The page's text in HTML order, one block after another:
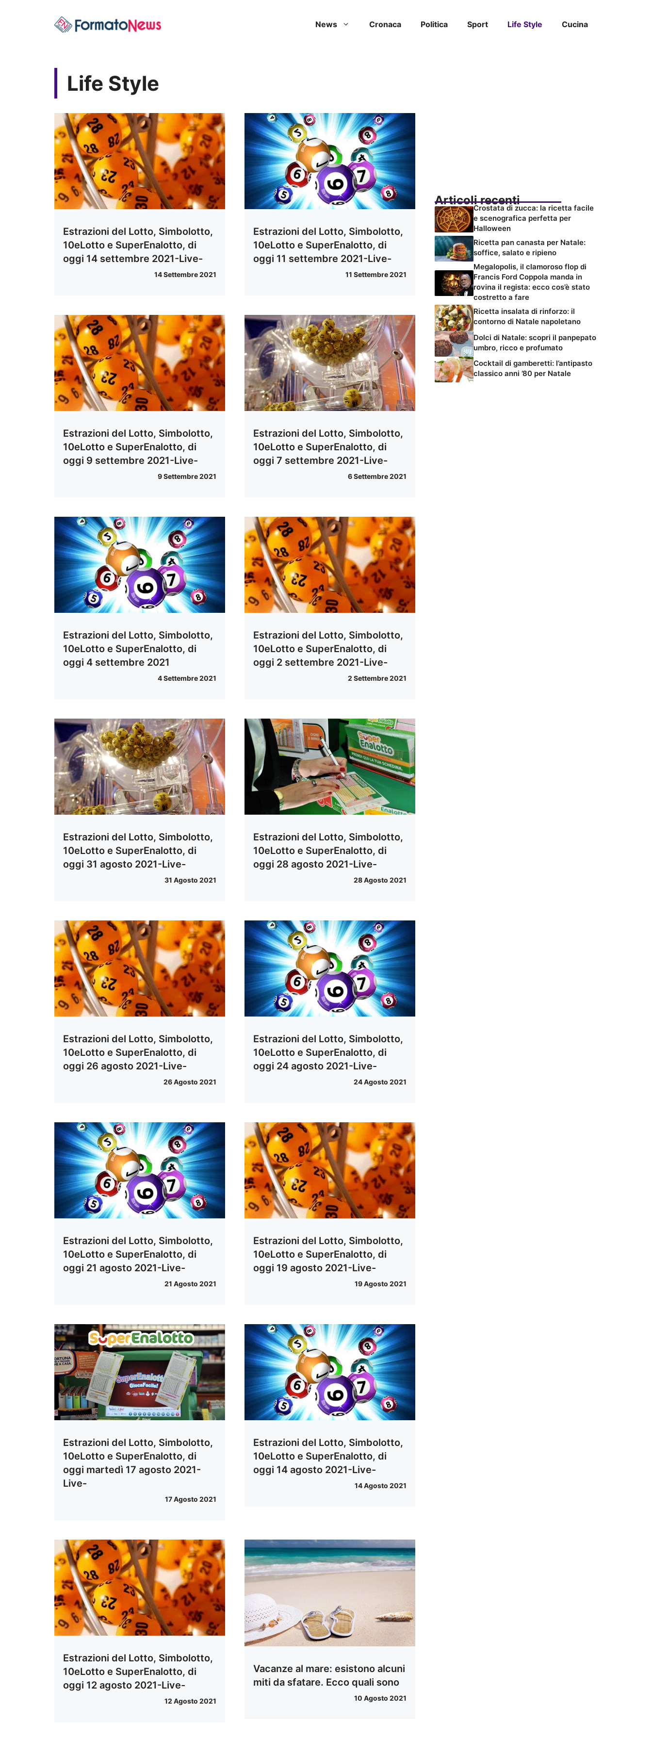
News Cronaca Politica Sport Life Style Cucina
Life Style
Estrazioni del Lotto, Simbolotto,
10eLotto e SuperEnalotto, di
oggi 14 settembre 2021-Live-
14 Settembre 2021
Estrazioni del Lotto, Simbolotto,
10eLotto e SuperEnalotto, di
oggi 11 settembre 2021-Live-
11 Settembre 2021
Estrazioni del Lotto, Simbolotto,
10eLotto e SuperEnalotto, di
oggi 9 settembre 2021-Live-
9 Settembre 2021
Estrazioni del Lotto, Simbolotto,
10eLotto e SuperEnalotto, di
oggi 7 settembre 2021-Live-
6 Settembre 2021
Estrazioni del Lotto, Simbolotto,
10eLotto e SuperEnalotto, di
oggi 4 settembre 2021
4 Settembre 2021
Estrazioni del Lotto, Simbolotto,
10eLotto e SuperEnalotto, di
oggi 2 settembre 2021-Live-
2 Settembre 2021
Estrazioni del Lotto, Simbolotto,
10eLotto e SuperEnalotto, di
oggi 31 agosto 2021-Live-
31 Agosto 2021
Estrazioni del Lotto, Simbolotto,
10eLotto e SuperEnalotto, di
oggi 28 agosto 2021-Live-
28 Agosto 2021
Estrazioni del Lotto, Simbolotto,
10eLotto e SuperEnalotto, di
oggi 26 agosto 2021-Live-
26 Agosto 2021
Estrazioni del Lotto, Simbolotto,
10eLotto e SuperEnalotto, di
oggi 24 agosto 2021-Live-
24 Agosto 2021
Estrazioni del Lotto, Simbolotto,
10eLotto e SuperEnalotto, di
oggi 21 agosto 2021-Live-
21 Agosto 2021
Estrazioni del Lotto, Simbolotto,
10eLotto e SuperEnalotto, di
oggi 19 agosto 2021-Live-
19 Agosto 2021
Estrazioni del Lotto, Simbolotto,
10eLotto e SuperEnalotto, di
oggi martedì 17 agosto 2021-
Live-
17 Agosto 2021
Estrazioni del Lotto, Simbolotto,
10eLotto e SuperEnalotto, di
oggi 14 agosto 2021-Live-
14 Agosto 2021
Estrazioni del Lotto, Simbolotto,
10eLotto e SuperEnalotto, di
oggi 12 agosto 2021-Live-
12 Agosto 2021
Vacanze al mare: esistono alcuni
miti da sfatare. Ecco quali sono
10 Agosto 2021
Articoli recenti
Crostata di zucca: la ricetta facile
e scenografica perfetta per
Halloween
Ricetta pan canasta per Natale:
soffice, salato e ripieno
Megalopolis, il clamoroso flop di
Francis Ford Coppola manda in
rovina il regista: ecco cos’è stato
costretto a fare
Ricetta insalata di rinforzo: il
contorno di Natale napoletano
Dolci di Natale: scopri il panpepato
umbro, ricco e profumato
Cocktail di gamberetti: l’antipasto
classico anni ’80 per Natale